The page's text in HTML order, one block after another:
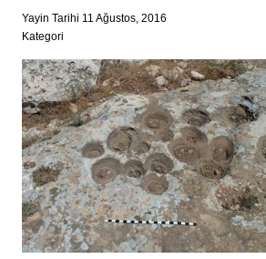
Yayin Tarihi 11 Ağustos, 2016
Kategori